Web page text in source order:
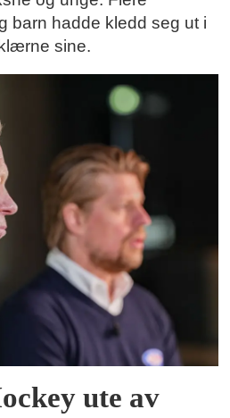
barn hadde kledd seg ut i
sine.
ute av